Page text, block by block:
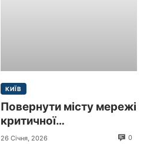
КИЇВ
Повернути місту мережі
критичної
інфраструктури –
26 Січня, 2026 0